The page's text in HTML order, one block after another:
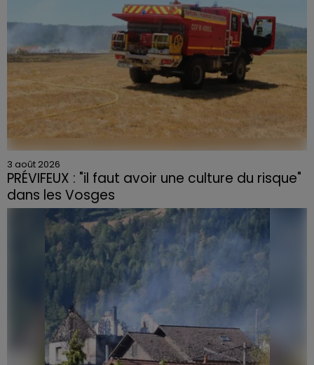
3 août 2026
PRÉVIFEUX : "il faut avoir une culture du risque"
dans les Vosges